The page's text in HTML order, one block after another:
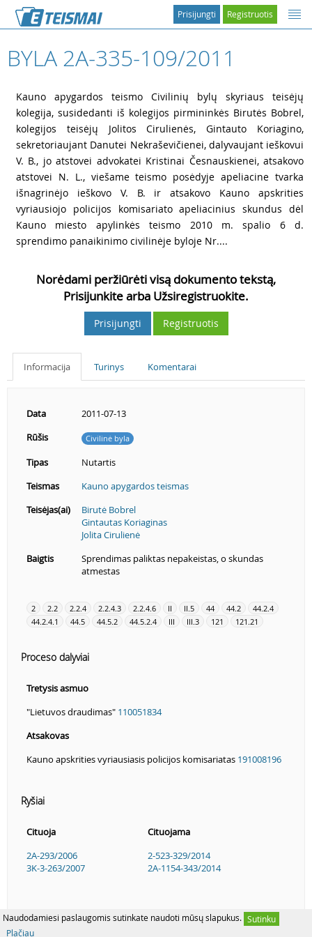
Naudodamiesi paslaugomis sutinkate naudoti mūsų slapukus. Sutinku
Plačiau
Registruotis
Prisijungti
BYLA 2A-335-109/2011
Kauno apygardos teismo Civilinių bylų skyriaus teisėjų
kolegija, susidedanti iš kolegijos pirmininkės Birutės Bobrel,
kolegijos teisėjų Jolitos Cirulienės, Gintauto Koriagino,
sekretoriaujant Danutei Nekraševičienei, dalyvaujant ieškovui
V. B., jo atstovei advokatei Kristinai Česnauskienei, atsakovo
atstovei N. L., viešame teismo posėdyje apeliacine tvarka
išnagrinėjo ieškovo V. B. ir atsakovo Kauno apskrities
vyriausiojo policijos komisariato apeliacinius skundus dėl
Kauno miesto apylinkės teismo 2010 m. spalio 6 d.
sprendimo panaikinimo civilinėje byloje Nr....
Norėdami peržiūrėti visą dokumento tekstą,
Prisijunkite arba Užsiregistruokite.
Prisijungti Registruotis
Informacija Turinys Komentarai
Data
2011-07-13
Rūšis
Civilinė byla
Tipas
Nutartis
Teismas
Kauno apygardos teismas
Teisėjas(ai)
Birutė Bobrel
Gintautas Koriaginas
Jolita Cirulienė
Baigtis
Sprendimas paliktas nepakeistas, o skundas
atmestas
2 2.2 2.2.4 2.2.4.3 2.2.4.6 II II.5 44 44.2
44.2.4
44.2.4.1
44.5 44.5.2 44.5.2.4 III III.3 121 121.21
Proceso dalyviai
Tretysis asmuo
"Lietuvos draudimas" 110051834
Atsakovas
Kauno apskrities vyriausiasis policijos komisariatas 191008196
Ryšiai
Cituoja
Cituojama
2A-293/2006
3K-3-263/2007
2-523-329/2014
2A-1154-343/2014